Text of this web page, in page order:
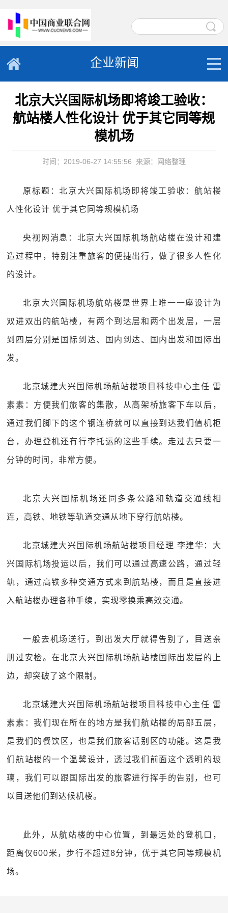
企业新闻
北京大兴国际机场即将竣工验收：
航站楼人性化设计 优于其它同等规
模机场
时间：2019-06-27 14:55:56 来源：网络整理
原标题：北京大兴国际机场即将竣工验收：航站楼
人性化设计 优于其它同等规模机场
央视网消息：北京大兴国际机场航站楼在设计和建
造过程中，特别注重旅客的便捷出行，做了很多人性化
的设计。
北京大兴国际机场航站楼是世界上唯一一座设计为
双进双出的航站楼，有两个到达层和两个出发层，一层
到四层分别是国际到达、国内到达、国内出发和国际出
发。
北京城建大兴国际机场航站楼项目科技中心主任 雷
素素：方便我们旅客的集散，从高架桥旅客下车以后，
通过我们脚下的这个钢连桥就可以直接到达我们值机柜
台，办理登机还有行李托运的这些手续。走过去只要一
分钟的时间，非常方便。
北京大兴国际机场还同多条公路和轨道交通线相
连，高铁、地铁等轨道交通从地下穿行航站楼。
北京城建大兴国际机场航站楼项目经理 李建华：大
兴国际机场投运以后，我们可以通过高速公路，通过轻
轨，通过高铁多种交通方式来到航站楼，而且是直接进
入航站楼办理各种手续，实现零换乘高效交通。
一般去机场送行，到出发大厅就得告别了，目送亲
朋过安检。在北京大兴国际机场航站楼国际出发层的上
边，却突破了这个限制。
北京城建大兴国际机场航站楼项目科技中心主任 雷
素素：我们现在所在的地方是我们航站楼的局部五层，
是我们的餐饮区，也是我们旅客话别区的功能。这是我
们航站楼的一个温馨设计，透过我们前面这个透明的玻
璃，我们可以跟国际出发的旅客进行挥手的告别，也可
以目送他们到达候机楼。
此外，从航站楼的中心位置，到最远处的登机口，
距离仅600米，步行不超过8分钟，优于其它同等规模机
场。